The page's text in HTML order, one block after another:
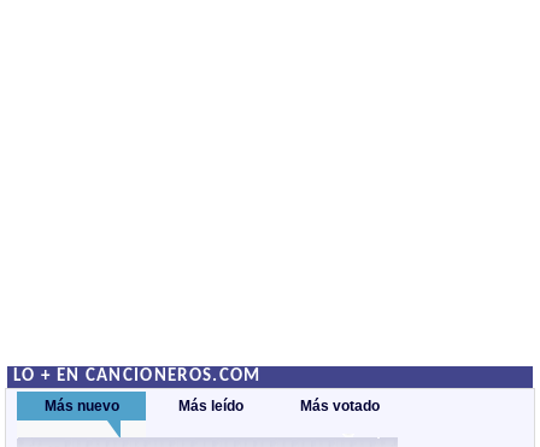
LO + EN CANCIONEROS.COM
Más nuevo Más leído Más votado